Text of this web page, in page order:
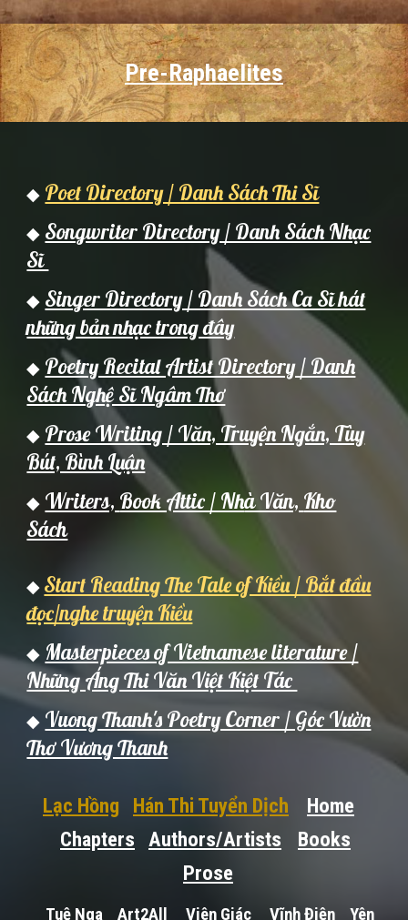
Pre-Raphaelites
◆ Poet Directory / Danh Sách Thi Sĩ
◆ Songwriter Directory / Danh Sách Nhạc
Sĩ
◆ Singer Directory / Danh Sách Ca Sĩ hát
những bản nhạc trong đây
◆ Poetry Recital Artist Directory / Danh
Sách Nghệ Sĩ Ngâm Thơ
◆ Prose Writing / Văn, Truyện Ngắn, Tùy
Bút, Bình Luận
◆ Writers, Book Attic / Nhà Văn, Kho
Sách
◆ Start Reading The Tale of Kiều / Bắt đầu
đọc/nghe truyện Kiều
◆ Masterpieces of Vietnamese literature /
Những Áng Thi Văn Việt Kiệt Tác
◆ Vuong Thanh's Poetry Corner / Góc Vườn
Thơ Vương Thanh
Lạc Hồng Hán Thi Tuyển Dịch
Home
Chapters Authors/Artists
Books
Prose
Tuệ Nga Art2All Viên Giác Vĩnh Điện Yên